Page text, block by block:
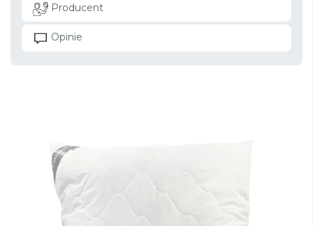
Producent
Opinie